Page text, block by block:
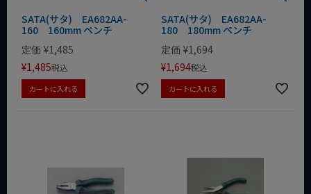
SATA(サタ) EA682AA-
160 160mm ペンチ
定価 ¥1,485
¥1,485税込
カートに入れる
SATA(サタ) EA682AA-
180 180mm ペンチ
定価 ¥1,694
¥1,694税込
カートに入れる